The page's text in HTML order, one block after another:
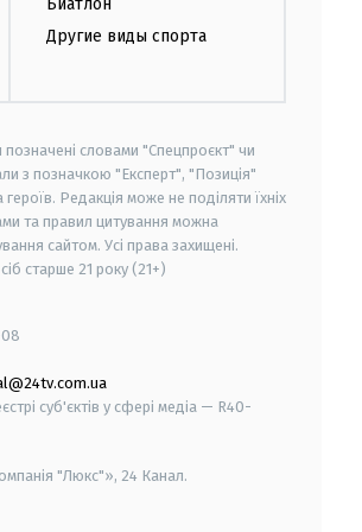
Биатлон
Другие виды спорта
позначені словами "Спецпроєкт" чи
з позначкою "Експерт", "Позиція"
Редакція може не поділяти їхніх
та правил цитування можна
сайтом. Усі права захищені.
старше 21 року (21+)
суб'єктів у сфері медіа — R40-
"Люкс"», 24 Канал.